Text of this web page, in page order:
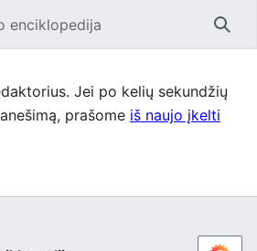
enciklopedija
Jei po kelių sekundžių
prašome iš naujo įkelti